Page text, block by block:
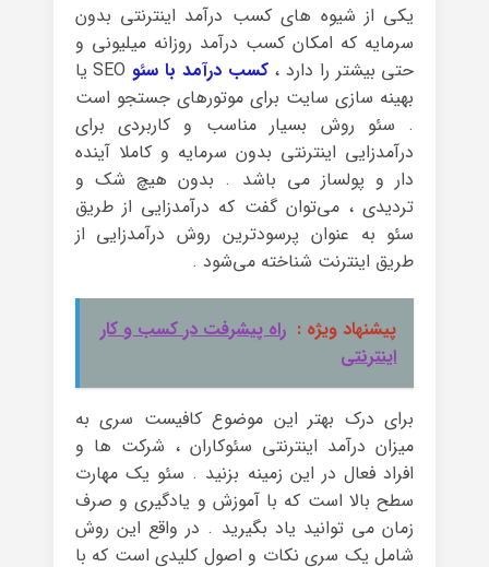
یکی از شیوه های کسب درآمد اینترنتی بدون
سرمایه که امکان کسب درآمد روزانه میلیونی و
حتی بیشتر را دارد ،کسب درآمد با سئو
SEO یا
بهینه سازی سایت برای موتورهای جستجو است
. سئو روش بسیار مناسب و کاربردی برای
درآمدزایی اینترنتی بدون سرمایه و کاملا آینده
دار و پولساز می باشد . بدون هیچ شک و
تردیدی ، می‌توان گفت که درآمدزایی از طریق
سئو به عنوان پرسودترین روش درآمدزایی از
طریق اینترنت شناخته می‌شود .
پیشنهاد ویژه : راه پیشرفت در کسب و کار
اینترنتی
برای درک بهتر این موضوع کافیست سری به
میزان درآمد اینترنتی سئوکاران ، شرکت ها و
افراد فعال در این زمینه بزنید . سئو یک مهارت
سطح بالا است که با آموزش و یادگیری و صرف
زمان می توانید یاد بگیرید . در واقع این روش
شامل یک سری نکات و اصول کلیدی است که با